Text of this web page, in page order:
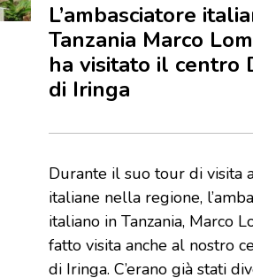
L’ambasciatore
Tanzania Marco
ha visitato il centro
di Iringa
Durante il suo tour di visita
italiane nella regione,
italiano in Tanzania, Marco
fatto visita anche al nostro
di Iringa. C’erano già stati